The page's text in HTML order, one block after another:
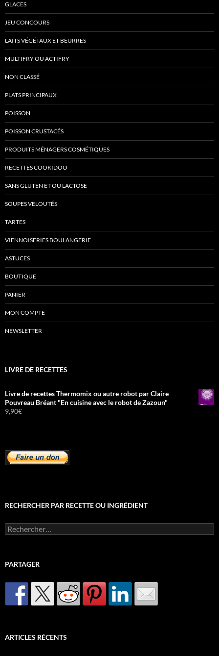
GLACES
JEU CONCOURS
LAITS VÉGÉTAUX ET BEURRES
MULTIFRY OU ACTIFRY
NON CLASSÉ
PLATS PRINCIPAUX
POISSON
POISSON CRUSTACÉS
PRODUITS MÉNAGERS COSMÉTIQUES
RECETTES COOKIDOO
SANS GLUTEN ET OU LACTOSE
SOUPES VELOUTÉS
TARTES
VIENNOISERIES BOULANGERIE
ASTUCES
BOUTIQUE
PANIER
MON COMPTE
NEWSLETTER
LIVRE DE RECETTES
Livre de recettes Thermomix ou autre robot par Claire
Pouvreau Bréant "En cuisine avec le robot de Zazoun"
9,90€
RECHERCHER PAR RECETTE OU INGRÉDIENT
Rechercher :
PARTAGER
ARTICLES RÉCENTS